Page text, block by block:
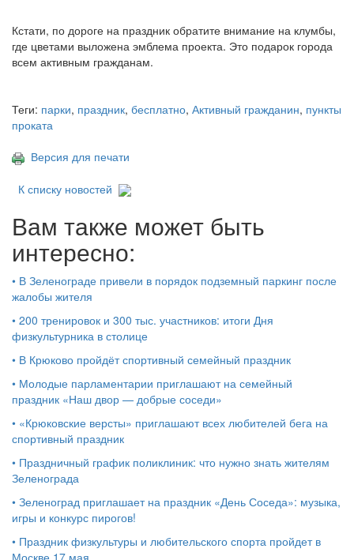
Кстати, по дороге на праздник обратите внимание на клумбы,
где цветами выложена эмблема проекта. Это подарок города
всем активным гражданам.
Теги: парки, праздник, бесплатно, Активный гражданин, пункты
проката
Версия для печати
К списку новостей
Вам также может быть
интересно:
• В Зеленограде привели в порядок подземный паркинг после
жалобы жителя
• 200 тренировок и 300 тыс. участников: итоги Дня
физкультурника в столице
• В Крюково пройдёт спортивный семейный праздник
• Молодые парламентарии приглашают на семейный
праздник «Наш двор — добрые соседи»
• «Крюковские версты» приглашают всех любителей бега на
спортивный праздник
• Праздничный график поликлиник: что нужно знать жителям
Зеленограда
• Зеленоград приглашает на праздник «День Соседа»: музыка,
игры и конкурс пирогов!
• Праздник физкультуры и любительского спорта пройдет в
Москве 17 мая